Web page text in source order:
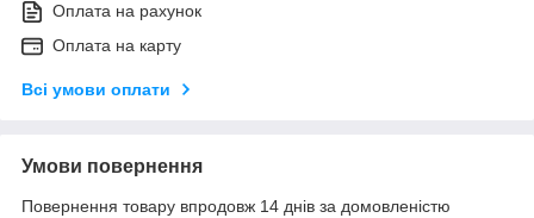
Оплата на рахунок
Оплата на карту
Всі умови оплати
Умови повернення
Повернення товару впродовж 14 днів за домовленістю